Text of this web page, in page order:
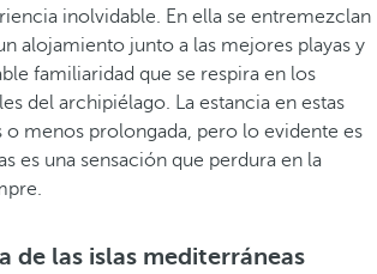
inolvidable. En ella se entremezclan
alojamiento junto a las mejores playas y
familiaridad que se respira en los
del archipiélago. La estancia en estas
o menos prolongada, pero lo evidente es
es una sensación que perdura en la
de las islas mediterráneas